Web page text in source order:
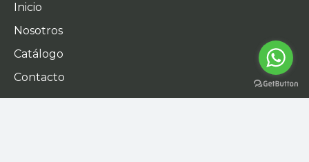
Inicio
Nosotros
Catálogo
Contacto